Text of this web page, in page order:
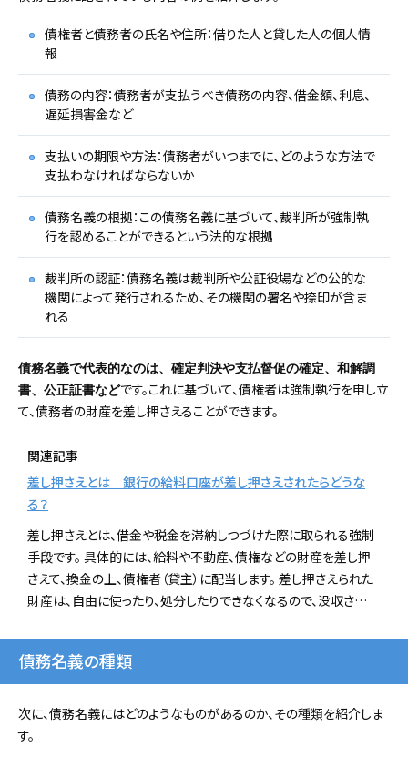
債権者と債務者の氏名や住所：借りた人と貸した人の個人情
報
債務の内容：債務者が支払うべき債務の内容、借金額、利息、
遅延損害金など
支払いの期限や方法：債務者がいつまでに、どのような方法で
支払わなければならないか
債務名義の根拠：この債務名義に基づいて、裁判所が強制執
行を認めることができるという法的な根拠
裁判所の認証：債務名義は裁判所や公証役場などの公的な
機関によって発行されるため、その機関の署名や捺印が含ま
れる
債務名義で代表的なのは、確定判決や支払督促の確定、和解調
書、公正証書などです。これに基づいて、債権者は強制執行を申し立
て、債務者の財産を差し押さえることができます。
関連記事
差し押さえとは｜銀行の給料口座が差し押さえされたらどうな
る？
差し押さえとは、借金や税金を滞納しつづけた際に取られる強制
手段です。 具体的には、給料や不動産、債権などの財産を差し押
さえて、換金の上、債権者（貸主）に配当します。 差し押さえられた
財産は、自由に使ったり、処分したりできなくなるので、没収さ…
債務名義の種類
次に、債務名義にはどのようなものがあるのか、その種類を紹介しま
す。